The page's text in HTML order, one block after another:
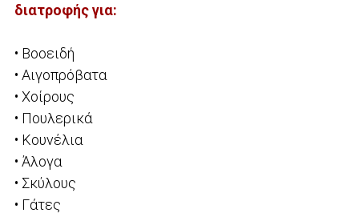
διατροφής για:
• Βοοειδή
• Αιγοπρόβατα
• Χοίρους
• Πουλερικά
• Κουνέλια
• Άλογα
• Σκύλους
• Γάτες